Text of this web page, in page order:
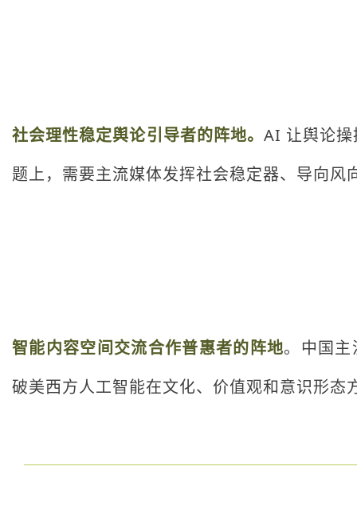
社会理性稳定舆论引导者的阵地。AI 让舆论
题上，需要主流媒体发挥社会稳定器、导向风
智能内容空间交流合作普惠者的阵地。中国
破美西方人工智能在文化、价值观和意识形态